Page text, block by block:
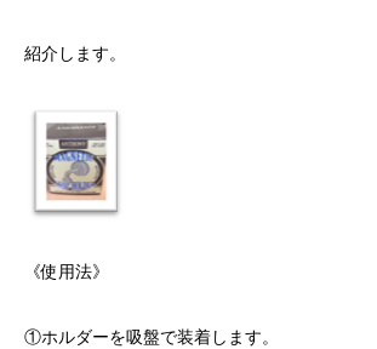
紹介します。
《使用法》
①ホルダーを吸盤で装着します。